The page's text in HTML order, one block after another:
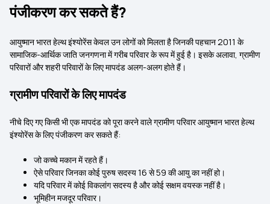
पंजीकरण कर सकते हैं?
आयुष्मान भारत हेल्थ इंश्योरेंस केवल उन लोगों को मिलता है जिनकी पहचान 2011 के
सामाजिक-आर्थिक जाति जनगणना में गरीब परिवार के रूप में हुई है। इसके अलावा, ग्रामीण
परिवारों और शहरी परिवारों के लिए मापदंड अलग-अलग होते हैं।
ग्रामीण परिवारों के लिए मापदंड
नीचे दिए गए किसी भी एक मापदंड को पूरा करने वाले ग्रामीण परिवार आयुष्मान भारत हेल्थ
इंश्योरेंस के लिए पंजीकरण कर सकते हैं:
जो कच्चे मकान में रहते हैं।
ऐसे परिवार जिनका कोई पुरुष सदस्य 16 से 59 की आयु का नहीं हो।
यदि परिवार में कोई विकलांग सदस्य है और कोई सक्षम वयस्क नहीं है।
भूमिहीन मजदूर परिवार।